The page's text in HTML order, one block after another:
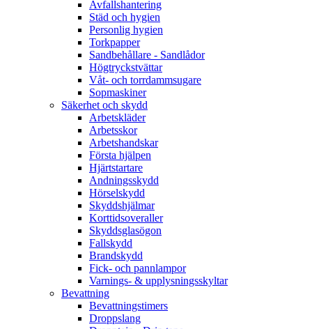
Avfallshantering
Städ och hygien
Personlig hygien
Torkpapper
Sandbehållare - Sandlådor
Högtryckstvättar
Våt- och torrdammsugare
Sopmaskiner
Säkerhet och skydd
Arbetskläder
Arbetsskor
Arbetshandskar
Första hjälpen
Hjärtstartare
Andningsskydd
Hörselskydd
Skyddshjälmar
Korttidsoveraller
Skyddsglasögon
Fallskydd
Brandskydd
Fick- och pannlampor
Varnings- & upplysningsskyltar
Bevattning
Bevattningstimers
Droppslang